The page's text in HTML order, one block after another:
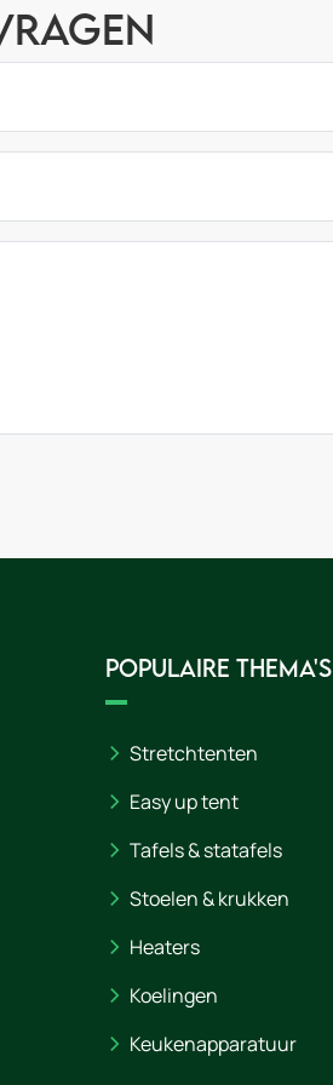
Populaire thema's
Stretchtenten
Easy up tent
Tafels & statafels
Stoelen & krukken
Heaters
Koelingen
Keukenapparatuur